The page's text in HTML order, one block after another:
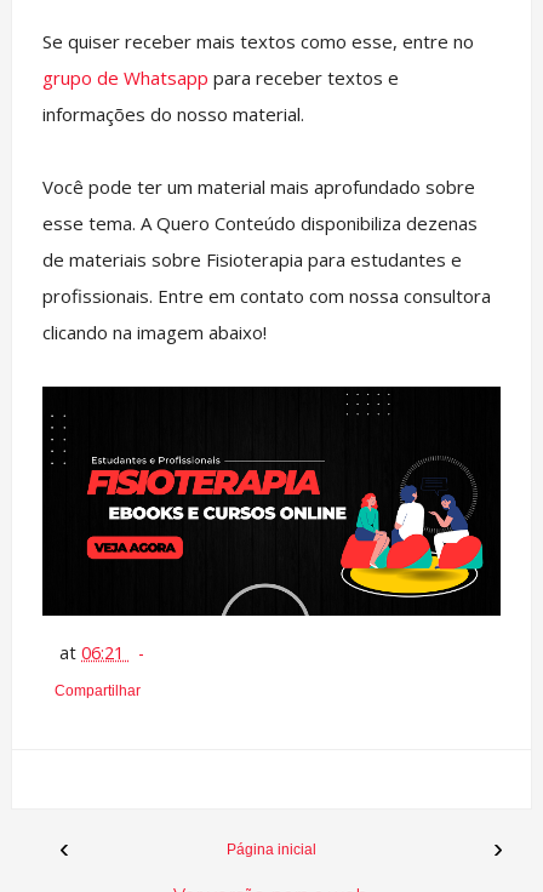
Se quiser receber mais textos como esse, entre no
grupo de Whatsapp para receber textos e
informações do nosso material.
Você pode ter um material mais aprofundado sobre
esse tema. A Quero Conteúdo disponibiliza dezenas
de materiais sobre Fisioterapia para estudantes e
profissionais. Entre em contato com nossa consultora
clicando na imagem abaixo!
at06:21
Compartilhar
‹ ›
Página inicial